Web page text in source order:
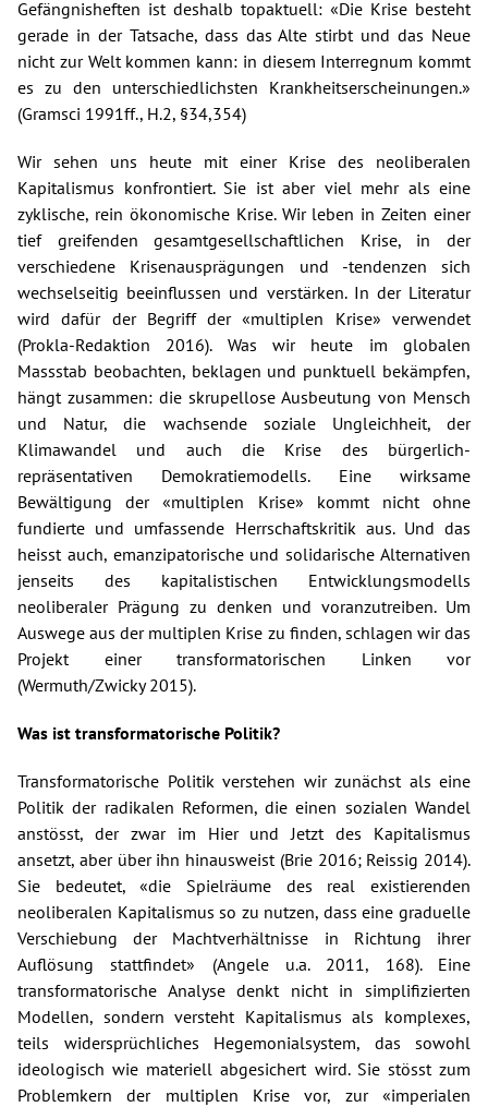
Gefängnisheften ist deshalb topaktuell: «Die Krise besteht
gerade in der Tatsache, dass das Alte stirbt und das Neue
nicht zur Welt kommen kann: in diesem Interregnum kommt
es zu den unterschiedlichsten Krankheitserscheinungen.»
(Gramsci 1991ff., H.2, §34,354)
Wir sehen uns heute mit einer Krise des neoliberalen
Kapitalismus konfrontiert. Sie ist aber viel mehr als eine
zyklische, rein ökonomische Krise. Wir leben in Zeiten einer
tief greifenden gesamtgesellschaftlichen Krise, in der
verschiedene Krisenausprägungen und -tendenzen sich
wechselseitig beeinflussen und verstärken. In der Literatur
wird dafür der Begriff der «multiplen Krise» verwendet
(Prokla-Redaktion 2016). Was wir heute im globalen
Massstab beobachten, beklagen und punktuell bekämpfen,
hängt zusammen: die skrupellose Ausbeutung von Mensch
und Natur, die wachsende soziale Ungleichheit, der
Klimawandel und auch die Krise des bürgerlich-
repräsentativen Demokratiemodells. Eine wirksame
Bewältigung der «multiplen Krise» kommt nicht ohne
fundierte und umfassende Herrschaftskritik aus. Und das
heisst auch, emanzipatorische und solidarische Alternativen
jenseits des kapitalistischen Entwicklungsmodells
neoliberaler Prägung zu denken und voranzutreiben. Um
Auswege aus der multiplen Krise zu finden, schlagen wir das
Projekt einer transformatorischen Linken vor
(Wermuth/Zwicky 2015).
Was ist transformatorische Politik?
Transformatorische Politik verstehen wir zunächst als eine
Politik der radikalen Reformen, die einen sozialen Wandel
anstösst, der zwar im Hier und Jetzt des Kapitalismus
ansetzt, aber über ihn hinausweist (Brie 2016; Reissig 2014).
Sie bedeutet, «die Spielräume des real existierenden
neoliberalen Kapitalismus so zu nutzen, dass eine graduelle
Verschiebung der Machtverhältnisse in Richtung ihrer
Auflösung stattfindet» (Angele u.a. 2011, 168). Eine
transformatorische Analyse denkt nicht in simplifizierten
Modellen, sondern versteht Kapitalismus als komplexes,
teils widersprüchliches Hegemonialsystem, das sowohl
ideologisch wie materiell abgesichert wird. Sie stösst zum
Problemkern der multiplen Krise vor, zur «imperialen